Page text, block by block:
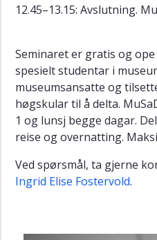
12.45–13.15: Avslutning.
Seminaret er gratis og
spesielt studentar i
museumsansatte og
høgskular til å delta.
1 og lunsj begge dagar.
reise og overnatting.
Ved spørsmål, ta gjerne
Ingrid Elise Fostervold.